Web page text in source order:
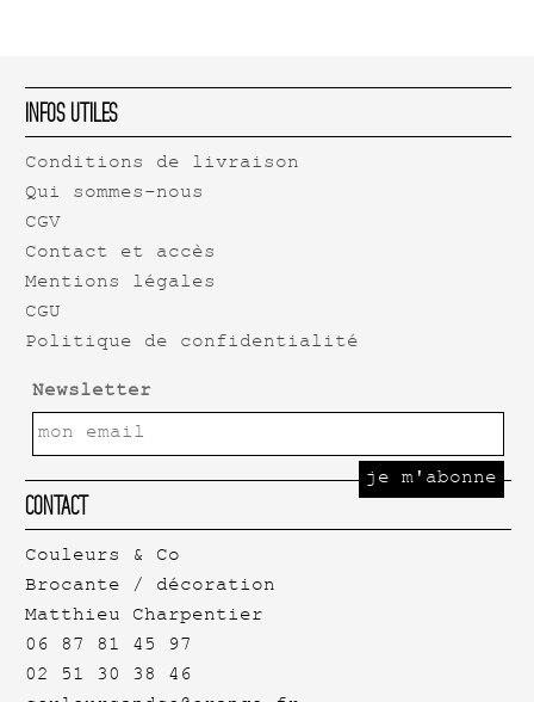
Infos Utiles
Conditions de livraison
Qui sommes-nous
CGV
Contact et accès
Mentions légales
CGU
Politique de confidentialité
Newsletter
Contact
Couleurs & Co
Brocante / décoration
Matthieu Charpentier
06 87 81 45 97
02 51 30 38 46